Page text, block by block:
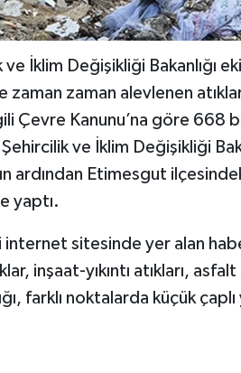
İklim Değişikliği Bakanlığı
zaman zaman alevlenen
Çevre Kanunu’na göre 668
ve İklim Değişikliği
ardından Etimesgut
yaptı.
internet sitesinde yer alan
inşaat-yıkıntı atıkları,
farklı noktalarda küçük